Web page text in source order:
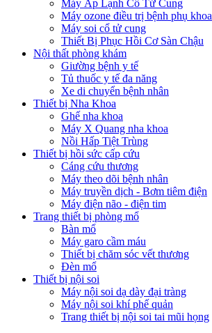
Máy Áp Lạnh Cổ Tử Cung
Máy ozone điều trị bệnh phụ khoa
Máy soi cổ tử cung
Thiết Bị Phục Hồi Cơ Sàn Chậu
Nội thất phòng khám
Giường bệnh y tế
Tủ thuốc y tế đa năng
Xe di chuyển bệnh nhân
Thiết bị Nha Khoa
Ghế nha khoa
Máy X Quang nha khoa
Nồi Hấp Tiệt Trùng
Thiết bị hồi sức cấp cứu
Cáng cứu thương
Máy theo dõi bệnh nhân
Máy truyền dịch - Bơm tiêm điện
Máy điện não - điện tim
Trang thiết bị phòng mổ
Bàn mổ
Máy garo cầm máu
Thiết bị chăm sóc vết thương
Đèn mổ
Thiết bị nội soi
Máy nội soi dạ dày đại tràng
Máy nội soi khí phế quản
Trang thiết bị nội soi tai mũi họng